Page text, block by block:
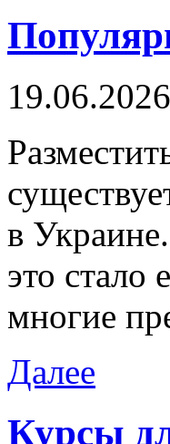
19.06.2026
в
это стало
многие
Далее
Курсы